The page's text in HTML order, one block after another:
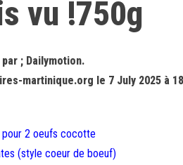
vu !750g
; Dailymotion.
martinique.org le 7 July 2025 à
2 oeufs cocotte
(style coeur de boeuf)